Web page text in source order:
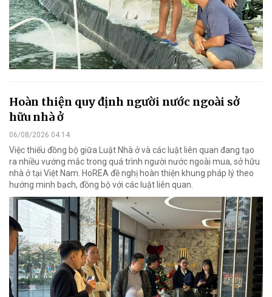
Hoàn thiện quy định người nước ngoài sở
hữu nhà ở
06/08/2026 04:14
Việc thiếu đồng bộ giữa Luật Nhà ở và các luật liên quan đang tạo
ra nhiều vướng mắc trong quá trình người nước ngoài mua, sở hữu
nhà ở tại Việt Nam. HoREA đề nghị hoàn thiện khung pháp lý theo
hướng minh bạch, đồng bộ với các luật liên quan.